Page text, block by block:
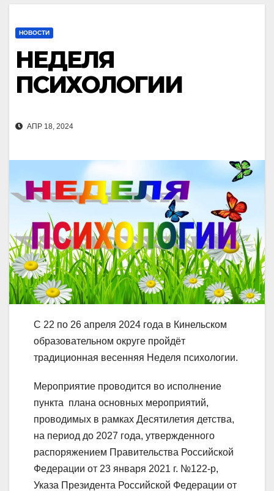
НОВОСТИ
НЕДЕЛЯ
ПСИХОЛОГИИ
АПР 18, 2024
С 22 по 26 апреля 2024 года в Кинельском
образовательном округе пройдёт
традиционная весенняя Неделя психологии.
Мероприятие проводится во исполнение
пункта плана основных мероприятий,
проводимых в рамках Десятилетия детства,
на период до 2027 года, утвержденного
распоряжением Правительства Российской
Федерации от 23 января 2021 г. №122-р,
Указа Президента Российской Федерации от